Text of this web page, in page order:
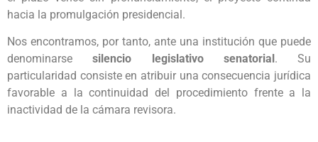
hacia la promulgación presidencial.
Nos encontramos, por tanto, ante una institución que puede
denominarsesilencio legislativo senatorial. Su
particularidad consiste en atribuir una consecuencia jurídica
favorable a la continuidad del procedimiento frente a la
inactividad de la cámara revisora.